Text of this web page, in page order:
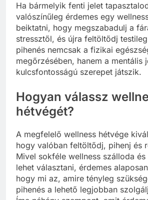
Ha bármelyik fenti jelet
valószínűleg érdemes egy
beiktatni, hogy megszabadulj a
stressztől, és újra feltöltődj
pihenés nemcsak a fizikai
megőrzésében, hanem a mentális
kulcsfontosságú szerepet játszik.
Hogyan válassz
hétvégét?
A megfelelő wellness hétvége
hogy valóban feltöltődj, pihenj és
Mivel sokféle wellness szálloda
lehet választani, érdemes
hogy mi az, amire tényleg
pihenés a lehető legjobban